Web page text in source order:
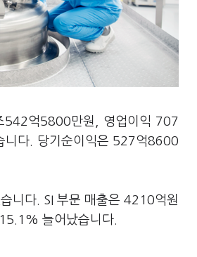
542억5800만원, 영업이익 707
다. 당기순이익은 527억8600
니다. SI 부문 매출은 4210억원
늘어났습니다.